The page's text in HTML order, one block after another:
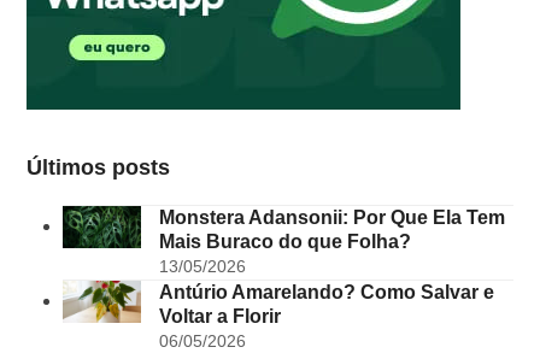
Últimos posts
Monstera Adansonii: Por Que Ela Tem
Mais Buraco do que Folha?
13/05/2026
Antúrio Amarelando? Como Salvar e
Voltar a Florir
06/05/2026